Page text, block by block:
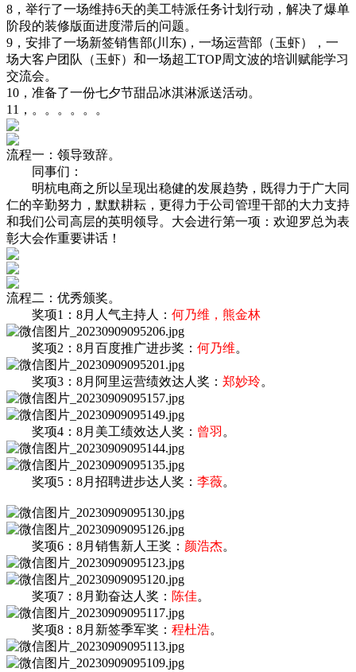
8，举行了一场维持6天的美工特派任务计划行动，解决了爆单
阶段的装修版面进度滞后的问题。
9，安排了一场新签销售部(川东)，一场运营部（玉虾），一
场大客户团队（玉虾）和一场超工TOP周文波的培训赋能学习
交流会。
10，准备了一份七夕节甜品冰淇淋派送活动。
11，。。。。。。
流程一：领导致辞。
同事们：
明杭电商之所以呈现出稳健的发展趋势，既得力于广大同
仁的辛勤努力，默默耕耘，更得力于公司管理干部的大力支持
和我们公司高层的英明领导。大会进行第一项：欢迎罗总为表
彰大会作重要讲话！
流程二：优秀颁奖。
奖项1：8月人气主持人： 何乃维，熊金林
奖项2：8月百度推广进步奖： 何乃维。
奖项3：8月阿里运营绩效达人奖： 郑妙玲。
奖项4：8月美工绩效达人奖： 曾羽 。
奖项5：8月招聘进步达人奖： 李薇。
奖项6： 8月销售新人王奖： 颜浩杰。
奖项7：8月勤奋达人奖： 陈佳。
奖项8：8月新签季军奖： 程杜浩。